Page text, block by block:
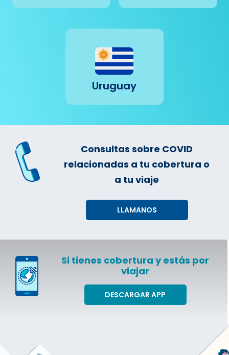
Uruguay
Consultas sobre COVID
relacionadas a tu cobertura o
a tu viaje
LLAMANOS
Si tienes cobertura y estás por
viajar
DESCARGAR APP